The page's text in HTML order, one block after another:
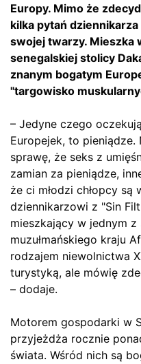
Europy. Mimo że
kilka pytań
swojej twarzy. Mieszka
senegalskiej stolicy
znanym bogatym
"targowisko
– Jedyne czego
Europejek, to
sprawę, że seks z
zamian za pieniądze,
że ci młodzi chłopcy są
dziennikarzowi z "Sin
mieszkający w jednym z
muzułmańskiego kraju
rodzajem niewolnictwa
turystyką, ale mówię
– dodaje.
Motorem gospodarki w
przyjeżdża rocznie
świata. Wśród nich są